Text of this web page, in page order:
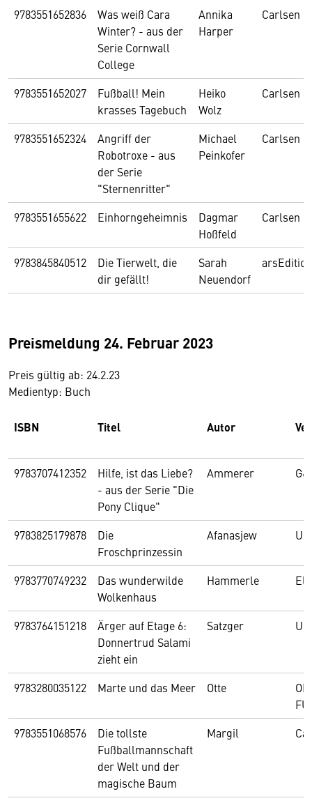
9783551652836
Was weiß Cara
Winter? - aus der
Serie Cornwall
College
Annika
Harper
Carlsen
9783551652027
Fußball! Mein
krasses Tagebuch
Heiko
Wolz
Carlsen
9783551652324
Angriff der
Robotroxe - aus
der Serie
"Sternenritter"
Michael
Peinkofer
Carlsen
9783551655622 Einhorngeheimnis
Dagmar
Hoßfeld
Carlsen
9783845840512
Die Tierwelt, die
dir gefällt!
Sarah
Neuendorf
arsEdition
Preismeldung 24. Februar 2023
Preis gültig ab: 24.2.23
Medientyp: Buch
ISBN Titel Autor
9783707412352
Hilfe, ist das Liebe?
- aus der Serie "Die
Pony Clique"
Ammerer
9783825179878
Die
Froschprinzessin
Afanasjew
9783770749232
Das wunderwilde
Wolkenhaus
Hammerle
9783764151218
Ärger auf Etage 6:
Donnertrud Salami
zieht ein
Satzger
9783280035122 Marte und das Meer Otte
9783551068576
Die tollste
Fußballmannschaft
der Welt und der
magische Baum
Margil